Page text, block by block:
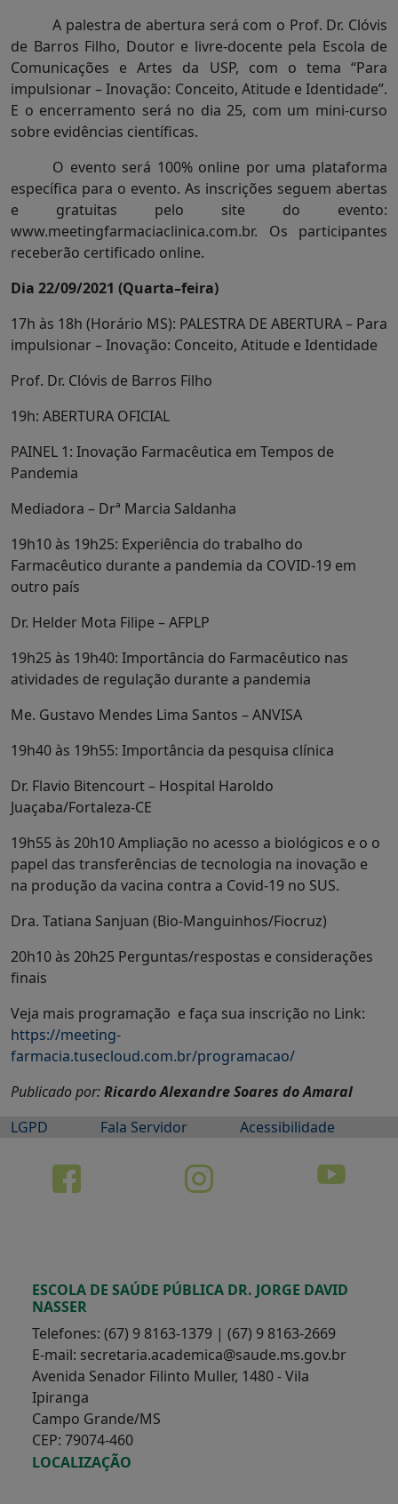
A palestra de abertura será com o Prof. Dr. Clóvis
de Barros Filho, Doutor e livre-docente pela Escola de
Comunicações e Artes da USP, com o tema “Para
impulsionar – Inovação: Conceito, Atitude e Identidade”.
E o encerramento será no dia 25, com um mini-curso
sobre evidências científicas.
O evento será 100% online por uma plataforma
específica para o evento. As inscrições seguem abertas
e gratuitas pelo site do evento:
www.meetingfarmaciaclinica.com.br. Os participantes
receberão certificado online.
Dia 22/09/2021 (Quarta–feira)
17h às 18h (Horário MS): PALESTRA DE ABERTURA – Para
impulsionar – Inovação: Conceito, Atitude e Identidade
Prof. Dr. Clóvis de Barros Filho
19h: ABERTURA OFICIAL
PAINEL 1: Inovação Farmacêutica em Tempos de
Pandemia
Mediadora – Drª Marcia Saldanha
19h10 às 19h25: Experiência do trabalho do
Farmacêutico durante a pandemia da COVID-19 em
outro país
Dr. Helder Mota Filipe – AFPLP
19h25 às 19h40: Importância do Farmacêutico nas
atividades de regulação durante a pandemia
Me. Gustavo Mendes Lima Santos – ANVISA
19h40 às 19h55: Importância da pesquisa clínica
Dr. Flavio Bitencourt – Hospital Haroldo
Juaçaba/Fortaleza-CE
19h55 às 20h10 Ampliação no acesso a biológicos e o o
papel das transferências de tecnologia na inovação e
na produção da vacina contra a Covid-19 no SUS.
Dra. Tatiana Sanjuan (Bio-Manguinhos/Fiocruz)
20h10 às 20h25 Perguntas/respostas e considerações
finais
Veja mais programação e faça sua inscrição no Link:
https://meeting-
farmacia.tusecloud.com.br/programacao/
Publicado por:Ricardo Alexandre Soares do Amaral
LGPD
Fala Servidor Acessibilidade
ESCOLA DE SAÚDE PÚBLICA DR. JORGE DAVID
NASSER
Telefones: (67) 9 8163-1379 | (67) 9 8163-2669
E-mail: secretaria.academica@saude.ms.gov.br
Avenida Senador Filinto Muller, 1480 - Vila
Ipiranga
Campo Grande/MS
CEP: 79074-460
LOCALIZAÇÃO